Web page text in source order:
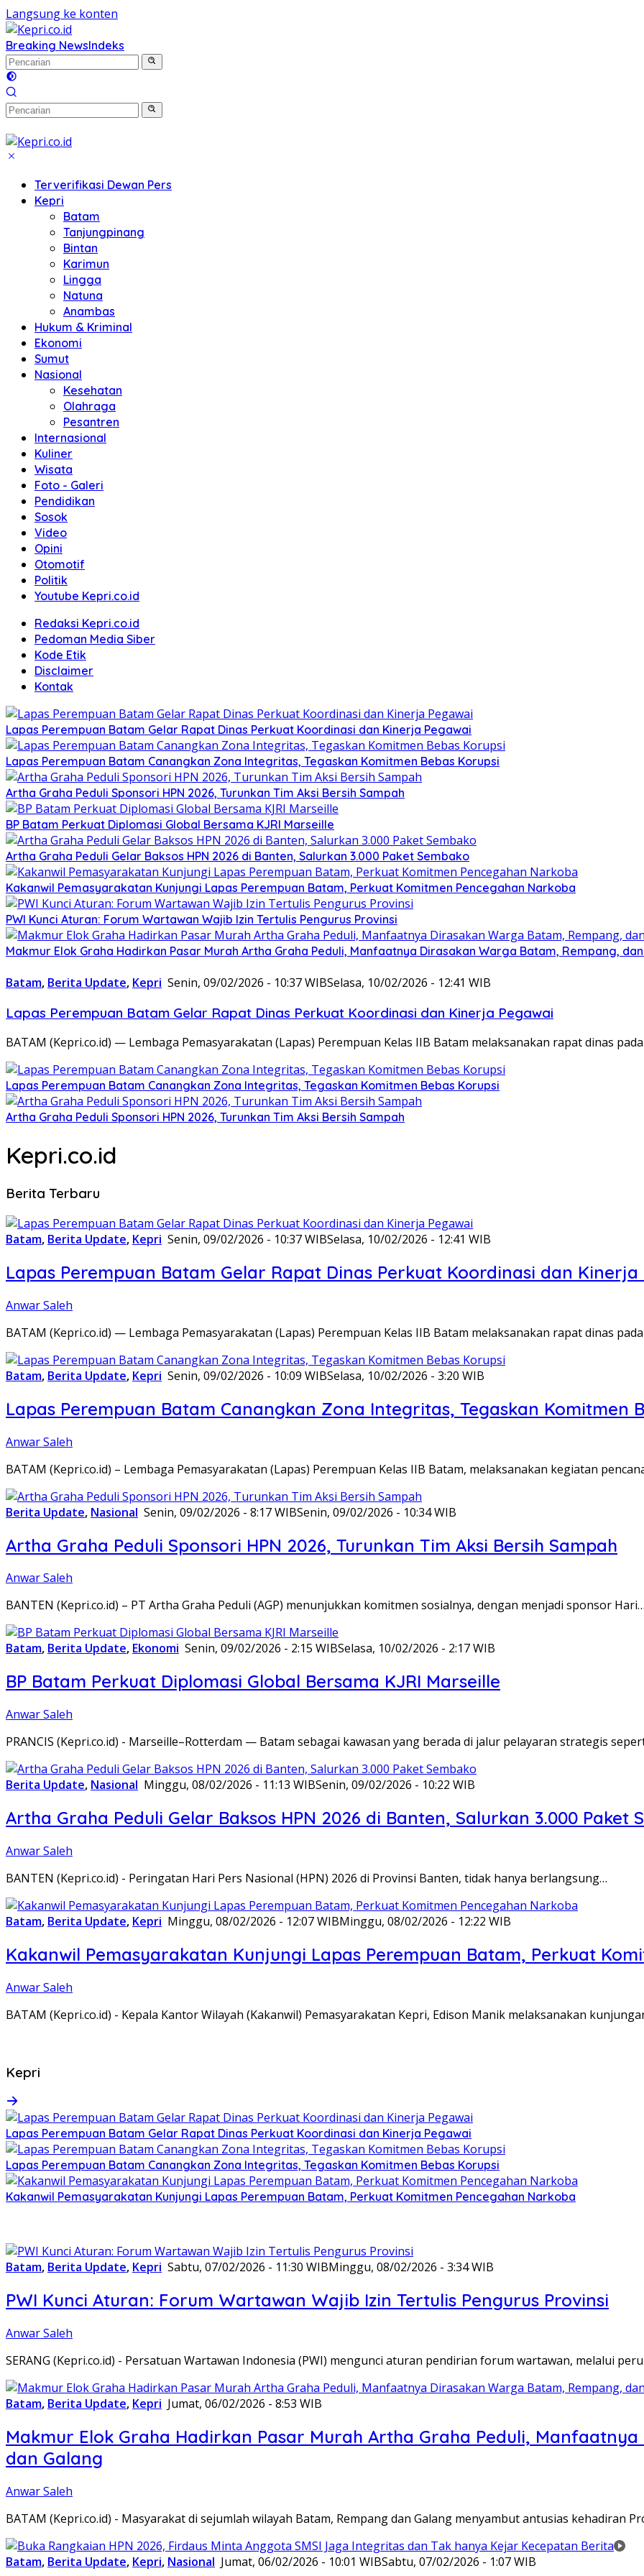
Langsung ke konten
Breaking NewsIndeks
Terverifikasi Dewan Pers
Kepri
Batam
Tanjungpinang
Bintan
Karimun
Lingga
Natuna
Anambas
Hukum & Kriminal
Ekonomi
Sumut
Nasional
Kesehatan
Olahraga
Pesantren
Internasional
Kuliner
Wisata
Foto - Galeri
Pendidikan
Sosok
Video
Opini
Otomotif
Politik
Youtube Kepri.co.id
Redaksi Kepri.co.id
Pedoman Media Siber
Kode Etik
Disclaimer
Kontak
Lapas Perempuan Batam Gelar Rapat Dinas Perkuat Koordinasi dan Kinerja Pegawai
Lapas Perempuan Batam Canangkan Zona Integritas, Tegaskan Komitmen Bebas Korupsi
Artha Graha Peduli Sponsori HPN 2026, Turunkan Tim Aksi Bersih Sampah
BP Batam Perkuat Diplomasi Global Bersama KJRI Marseille
Artha Graha Peduli Gelar Baksos HPN 2026 di Banten, Salurkan 3.000 Paket Sembako
Kakanwil Pemasyarakatan Kunjungi Lapas Perempuan Batam, Perkuat Komitmen Pencegahan Narkoba
PWI Kunci Aturan: Forum Wartawan Wajib Izin Tertulis Pengurus Provinsi
Makmur Elok Graha Hadirkan Pasar Murah Artha Graha Peduli, Manfaatnya Dirasakan Warga Batam, Rempang,
Batam, Berita Update, Kepri Senin, 09/02/2026 - 10:37 WIBSelasa, 10/02/2026 - 12:41 WIB
Lapas Perempuan Batam Gelar Rapat Dinas Perkuat Koordinasi dan Kinerja Pegawai
BATAM (Kepri.co.id) — Lembaga Pemasyarakatan (Lapas) Perempuan Kelas IIB Batam melaksanakan rapat dinas
Lapas Perempuan Batam Canangkan Zona Integritas, Tegaskan Komitmen Bebas Korupsi
Artha Graha Peduli Sponsori HPN 2026, Turunkan Tim Aksi Bersih Sampah
Kepri.co.id
Berita Terbaru
Batam, Berita Update, Kepri Senin, 09/02/2026 - 10:37 WIBSelasa, 10/02/2026 - 12:41 WIB
Lapas Perempuan Batam Gelar Rapat Dinas Perkuat Koordinasi dan Kinerja
Anwar Saleh
BATAM (Kepri.co.id) — Lembaga Pemasyarakatan (Lapas) Perempuan Kelas IIB Batam melaksanakan rapat dinas
Batam, Berita Update, Kepri Senin, 09/02/2026 - 10:09 WIBSelasa, 10/02/2026 - 3:20 WIB
Lapas Perempuan Batam Canangkan Zona Integritas, Tegaskan Komitmen
Anwar Saleh
BATAM (Kepri.co.id) – Lembaga Pemasyarakatan (Lapas) Perempuan Kelas IIB Batam, melaksanakan kegiatan
Berita Update, Nasional Senin, 09/02/2026 - 8:17 WIBSenin, 09/02/2026 - 10:34 WIB
Artha Graha Peduli Sponsori HPN 2026, Turunkan Tim Aksi Bersih Sampah
Anwar Saleh
BANTEN (Kepri.co.id) – PT Artha Graha Peduli (AGP) menunjukkan komitmen sosialnya, dengan menjadi sponsor Hari…
Batam, Berita Update, Ekonomi Senin, 09/02/2026 - 2:15 WIBSelasa, 10/02/2026 - 2:17 WIB
BP Batam Perkuat Diplomasi Global Bersama KJRI Marseille
Anwar Saleh
PRANCIS (Kepri.co.id) - Marseille–Rotterdam — Batam sebagai kawasan yang berada di jalur pelayaran strategis
Berita Update, Nasional Minggu, 08/02/2026 - 11:13 WIBSenin, 09/02/2026 - 10:22 WIB
Artha Graha Peduli Gelar Baksos HPN 2026 di Banten, Salurkan 3.000 Paket
Anwar Saleh
BANTEN (Kepri.co.id) - Peringatan Hari Pers Nasional (HPN) 2026 di Provinsi Banten, tidak hanya berlangsung…
Batam, Berita Update, Kepri Minggu, 08/02/2026 - 12:07 WIBMinggu, 08/02/2026 - 12:22 WIB
Kakanwil Pemasyarakatan Kunjungi Lapas Perempuan Batam, Perkuat
Anwar Saleh
BATAM (Kepri.co.id) - Kepala Kantor Wilayah (Kakanwil) Pemasyarakatan Kepri, Edison Manik melaksanakan
Kepri
Lapas Perempuan Batam Gelar Rapat Dinas Perkuat Koordinasi dan Kinerja Pegawai
Lapas Perempuan Batam Canangkan Zona Integritas, Tegaskan Komitmen Bebas Korupsi
Kakanwil Pemasyarakatan Kunjungi Lapas Perempuan Batam, Perkuat Komitmen Pencegahan Narkoba
Batam, Berita Update, Kepri Sabtu, 07/02/2026 - 11:30 WIBMinggu, 08/02/2026 - 3:34 WIB
PWI Kunci Aturan: Forum Wartawan Wajib Izin Tertulis Pengurus Provinsi
Anwar Saleh
SERANG (Kepri.co.id) - Persatuan Wartawan Indonesia (PWI) mengunci aturan pendirian forum wartawan, melalui
Batam, Berita Update, Kepri Jumat, 06/02/2026 - 8:53 WIB
Makmur Elok Graha Hadirkan Pasar Murah Artha Graha Peduli,
dan Galang
Anwar Saleh
BATAM (Kepri.co.id) - Masyarakat di sejumlah wilayah Batam, Rempang dan Galang menyambut antusias kehadiran
Batam, Berita Update, Kepri, Nasional Jumat, 06/02/2026 - 10:01 WIBSabtu, 07/02/2026 - 1:07 WIB